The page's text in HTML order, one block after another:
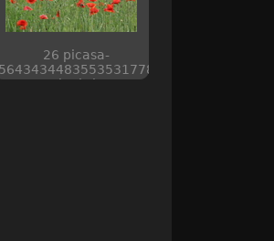
26 picasa-
5643434483553531778
web piwigo